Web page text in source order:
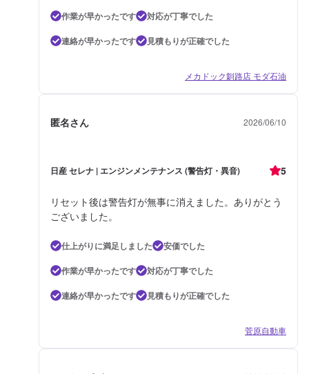
作業が早かったです
対応が丁寧でした
連絡が早かったです
見積もりが正確でした
メカドック釧路店 モダ石油
匿名さん 2026/06/10
日産 セレナ | エンジンメンテナンス (警告灯・異音) 5
リセット後は警告灯が無事に消えました。ありがとう
ございました。
仕上がりに満足しました
安価でした
作業が早かったです
対応が丁寧でした
連絡が早かったです
見積もりが正確でした
菅原自動車